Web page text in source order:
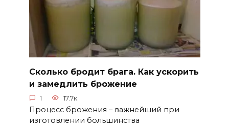
Сколько бродит брага. Как ускорить
и замедлить брожение
1 17.7к.
Процесс брожения – важнейший при
изготовлении большинства